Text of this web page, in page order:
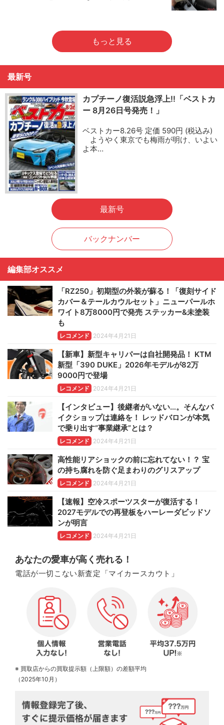
もっと見る
最新号
カプチーノ復活説急浮上!!「ベストカ
ー 8月26日号発売！」
ベストカー8.26号 定価 590円 (税込み)
ようやく東京でも梅雨が明け、いよい
よ本…
最新号
バックナンバー
編集部オススメ
「RZ250」初期型の外装が蘇る！「復刻サイド
カバー＆テールカウルセット」ニューパールホ
ワイト8万8000円で発売 ステッカー&未塗装
も
レコメンド 2024年4月21日
【新車】新型キャリパーは自社開発品！ KTM
新型「390 DUKE」2026年モデルが82万
9000円で登場
レコメンド 2024年4月21日
【インタビュー】後継者がいない…。そんなバ
イクショップは連絡を！ レッドバロンが本気
で乗り出す“事業継承”とは？
レコメンド 2024年4月21日
高性能リアショックの前に忘れてない！？ 宝
の持ち腐れを防ぐ足まわりのグリスアップ
レコメンド 2024年4月21日
【速報】空冷スポーツスターが復活する！
2027モデルでの再登板をハーレーダビッドソ
ンが明言
レコメンド 2024年4月21日
あなたの愛車が高く売れる！
電話が一切こない新査定「マイカースカウト」
※ 買取店からの買取提示額（上限額）の差額平均
（2025年10月）